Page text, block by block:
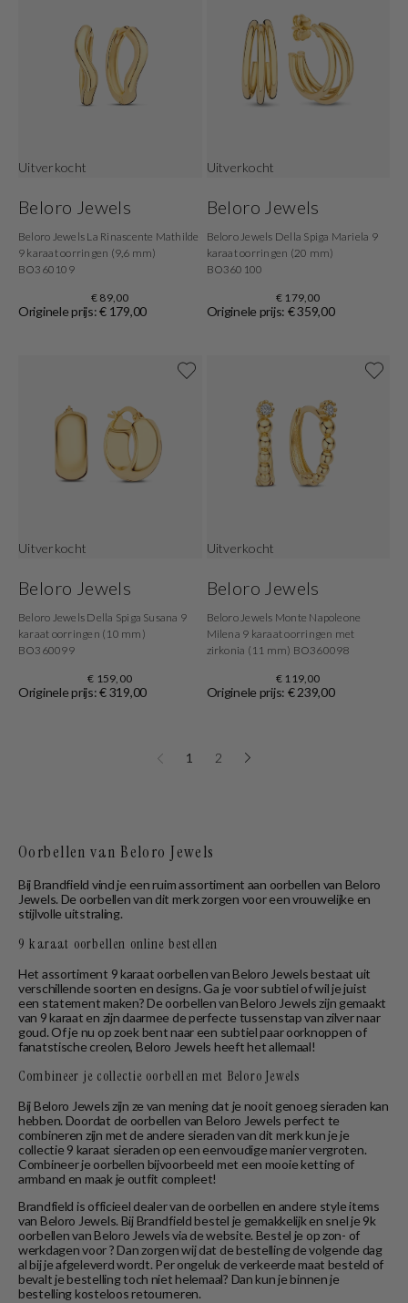
Uitverkocht
Beloro Jewels
Beloro Jewels La Rinascente Mathilde
9 karaat oorringen (9,6 mm)
BO360109
€ 89,00
Originele prijs: € 179,00
Uitverkocht
Beloro Jewels
Beloro Jewels Della Spiga Mariela 9
karaat oorringen (20 mm)
BO360100
€ 179,00
Originele prijs: € 359,00
Uitverkocht
Beloro Jewels
Beloro Jewels Della Spiga Susana 9
karaat oorringen (10 mm)
BO360099
€ 159,00
Originele prijs: € 319,00
Uitverkocht
Beloro Jewels
Beloro Jewels Monte Napoleone
Milena 9 karaat oorringen met
zirkonia (11 mm) BO360098
€ 119,00
Originele prijs: € 239,00
1 2
Oorbellen van Beloro Jewels
Bij Brandfield vind je een ruim assortiment aan oorbellen van Beloro
Jewels. De oorbellen van dit merk zorgen voor een vrouwelijke en
stijlvolle uitstraling.
9 karaat oorbellen online bestellen
Het assortiment 9 karaat oorbellen van Beloro Jewels bestaat uit
verschillende soorten en designs. Ga je voor subtiel of wil je juist
een statement maken? De oorbellen van Beloro Jewels zijn gemaakt
van 9 karaat en zijn daarmee de perfecte tussenstap van zilver naar
goud. Of je nu op zoek bent naar een subtiel paar oorknoppen of
fanatstische creolen, Beloro Jewels heeft het allemaal!
Combineer je collectie oorbellen met Beloro Jewels
Bij Beloro Jewels zijn ze van mening dat je nooit genoeg sieraden kan
hebben. Doordat de oorbellen van Beloro Jewels perfect te
combineren zijn met de andere sieraden van dit merk kun je je
collectie 9 karaat sieraden op een eenvoudige manier vergroten.
Combineer je oorbellen bijvoorbeeld met een mooie ketting of
armband en maak je outfit compleet!
Brandfield is officieel dealer van de oorbellen en andere style items
van Beloro Jewels. Bij Brandfield bestel je gemakkelijk en snel je 9k
oorbellen van Beloro Jewels via de website. Bestel je op zon- of
werkdagen voor ? Dan zorgen wij dat de bestelling de volgende dag
al bij je afgeleverd wordt. Per ongeluk de verkeerde maat besteld of
bevalt je bestelling toch niet helemaal? Dan kun je binnen je
bestelling kosteloos retourneren.